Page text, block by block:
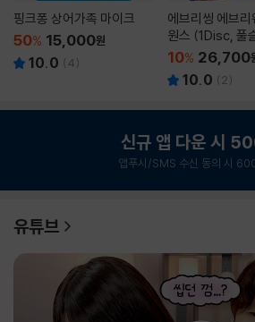
핑크퐁 상어가족 마이크
50% 15,000원
10.0 (4)
에브리씽 에브리
원스 (1Disc, 풀
판) : 블루레이
10% 26,700
10.0 ( 2)
신규 앱 다운 시
앱푸시/SMS 수신 동의 시
유튜브